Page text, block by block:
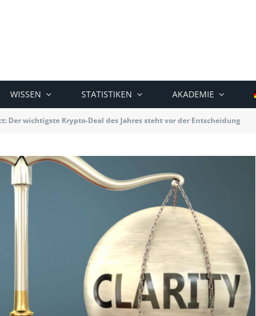
WISSEN STATISTIKEN AKADEMIE
Der wichtigste Krypto-Deal des Jahres steht vor der Entscheidung